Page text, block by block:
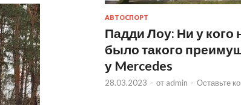
АВТОСПОРТ
Падди Лоу: Ни у кого
было такого
у Mercedes
28.03.2023 - от admin - Оставьте